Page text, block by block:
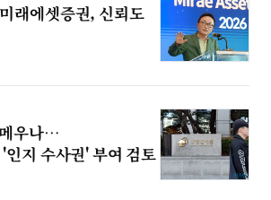
래에셋증권, 신뢰도
우나…
지 수사권' 부여 검토